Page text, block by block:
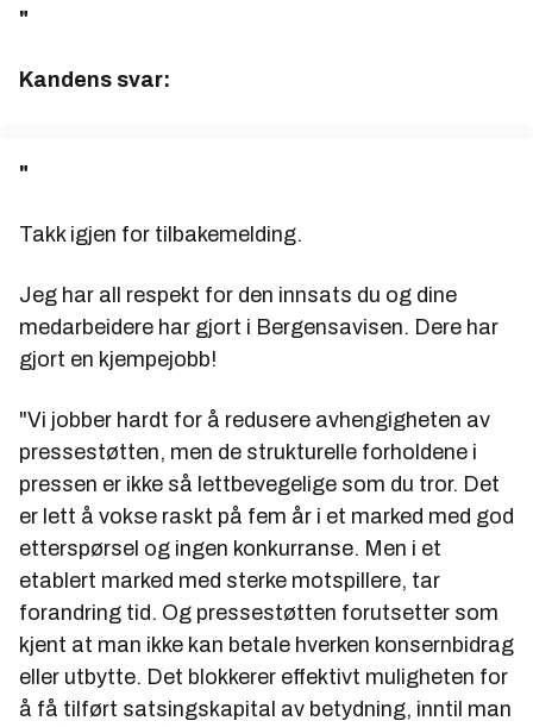
"
Kandens svar:
"
Takk igjen for tilbakemelding.
Jeg har all respekt for den innsats du og dine
medarbeidere har gjort i Bergensavisen. Dere har
gjort en kjempejobb!
"Vi jobber hardt for å redusere avhengigheten av
pressestøtten, men de strukturelle forholdene i
pressen er ikke så lettbevegelige som du tror. Det
er lett å vokse raskt på fem år i et marked med god
etterspørsel og ingen konkurranse. Men i et
etablert marked med sterke motspillere, tar
forandring tid. Og pressestøtten forutsetter som
kjent at man ikke kan betale hverken konsernbidrag
eller utbytte. Det blokkerer effektivt muligheten for
å få tilført satsingskapital av betydning, inntil man